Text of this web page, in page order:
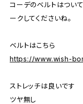
コーデのベルトはつい
ークしてくださいね。
ベルトはこちら
https://www.wish-
ストレッチは良いです
ツヤ無し